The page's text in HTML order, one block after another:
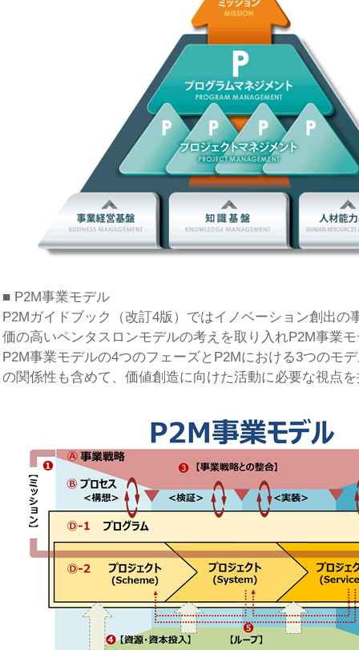
■ P2M事業モデル
P2Mガイドブック（改訂4版）ではイノベーション創出の
価の高いペンタスロンモデルの考えを取り入れP2M事業
P2M事業モデルの4つのフェーズとP2Mにおける3つのモ
の関係性も含めて、価値創造に向けた活動に必要な視点